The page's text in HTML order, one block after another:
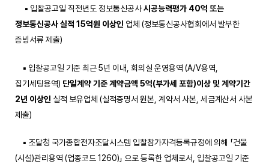
▪ 입찰공고일 직전년도 정보통신공사시공능력평가 40억 또는
정보통신공사 실적 15억원 이상인 업체 (정보통신공사협회에서 발부한
증빙서류 제출)
▪ 입찰공고일 기준 최근 5년 이내, 회의실 운영용역 (A/V용역,
집기세팅용역) 단일계약 기준 계약금액 5억(부가세 포함)이상 및 계약기간
2년 이상인 실적 보유업체 (실적증명서 원본, 계약서 사본, 세금계산서 사본
제출)
▪ 조달청 국가종합전자조달시스템 입찰참가자격등록규정에 의해 「건물
(시설)관리용역 (업종코드 1260)」 으로 등록한 업체로서, 입찰공고일 기준